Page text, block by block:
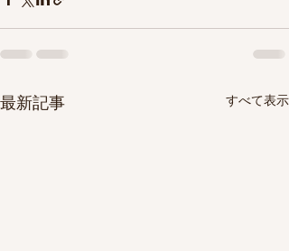
最新記事 すべて表示